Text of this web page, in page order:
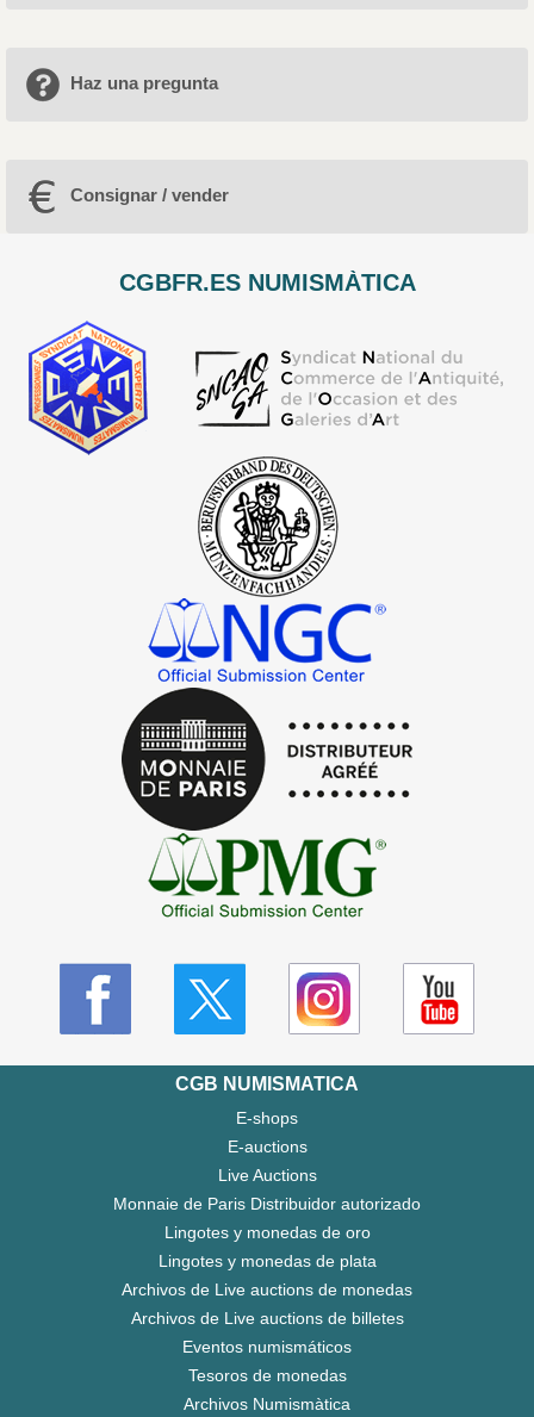
Haz una pregunta
Consignar / vender
CGBFR.ES NUMISMÀTICA
CGB NUMISMATICA
E-shops
E-auctions
Live Auctions
Monnaie de Paris Distribuidor autorizado
Lingotes y monedas de oro
Lingotes y monedas de plata
Archivos de Live auctions de monedas
Archivos de Live auctions de billetes
Eventos numismáticos
Tesoros de monedas
Archivos Numismàtica